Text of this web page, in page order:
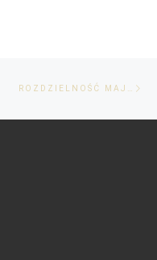
ROZDZIELNOŚĆ MAJĄTKOWA, INTERCYZA, PROCES O USTANOWIENIE ROZDZIELNOŚCI MAJĄTKOWEJ